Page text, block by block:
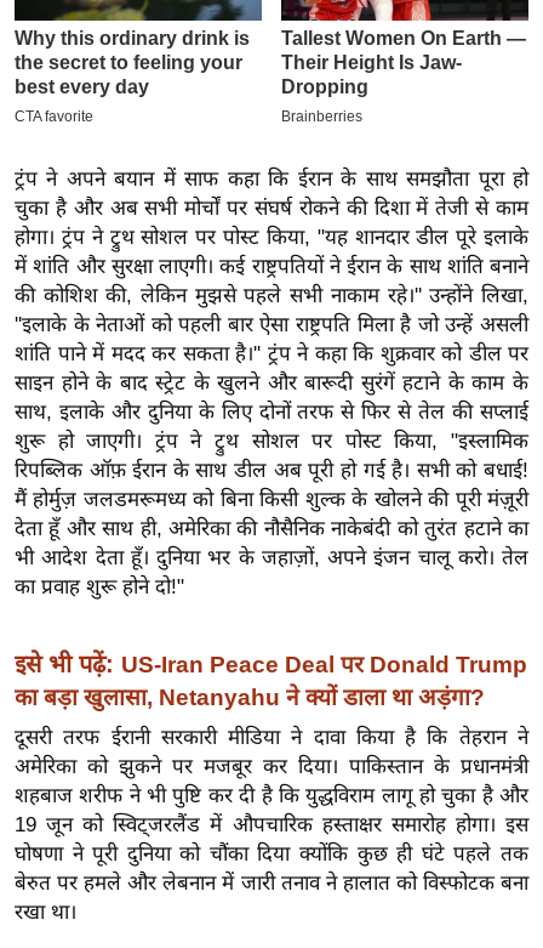
प
र
मि
सा
बे
मि
सा
ल
श
ख्सि
य
त
यं
ग
इं
डि
सा
हि
त्य
ज
ग
त
ऑ
टो
व
ट्रंप ने अपने बयान में साफ कहा कि ईरान के साथ समझौता पूरा हो
चुका है और अब सभी मोर्चों पर संघर्ष रोकने की दिशा में तेजी से काम
होगा। ट्रंप ने ट्रुथ सोशल पर पोस्ट किया, "यह शानदार डील पूरे इलाके
में शांति और सुरक्षा लाएगी। कई राष्ट्रपतियों ने ईरान के साथ शांति बनाने
की कोशिश की, लेकिन मुझसे पहले सभी नाकाम रहे।'' उन्होंने लिखा,
''इलाके के नेताओं को पहली बार ऐसा राष्ट्रपति मिला है जो उन्हें असली
शांति पाने में मदद कर सकता है।'' ट्रंप ने कहा कि शुक्रवार को डील पर
साइन होने के बाद स्ट्रेट के खुलने और बारूदी सुरंगें हटाने के काम के
साथ, इलाके और दुनिया के लिए दोनों तरफ से फिर से तेल की सप्लाई
शुरू हो जाएगी। ट्रंप ने ट्रुथ सोशल पर पोस्ट किया, "इस्लामिक
रिपब्लिक ऑफ़ ईरान के साथ डील अब पूरी हो गई है। सभी को बधाई!
मैं होर्मुज़ जलडमरूमध्य को बिना किसी शुल्क के खोलने की पूरी मंज़ूरी
देता हूँ और साथ ही, अमेरिका की नौसैनिक नाकेबंदी को तुरंत हटाने का
भी आदेश देता हूँ। दुनिया भर के जहाज़ों, अपने इंजन चालू करो। तेल
का प्रवाह शुरू होने दो!"
इसे भी पढ़ें: US-Iran Peace Deal पर Donald Trump
का बड़ा खुलासा, Netanyahu ने क्यों डाला था अड़ंगा?
दूसरी तरफ ईरानी सरकारी मीडिया ने दावा किया है कि तेहरान ने
अमेरिका को झुकने पर मजबूर कर दिया। पाकिस्तान के प्रधानमंत्री
शहबाज शरीफ ने भी पुष्टि कर दी है कि युद्धविराम लागू हो चुका है और
19 जून को स्विट्जरलैंड में औपचारिक हस्ताक्षर समारोह होगा। इस
घोषणा ने पूरी दुनिया को चौंका दिया क्योंकि कुछ ही घंटे पहले तक
बेरुत पर हमले और लेबनान में जारी तनाव ने हालात को विस्फोटक बना
रखा था।